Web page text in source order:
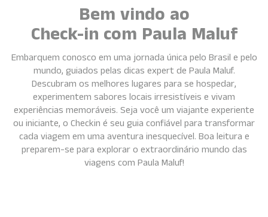
Bem vindo ao
Check-in com Paula Maluf
Embarquem conosco em uma jornada única pelo Brasil e pelo
mundo, guiados pelas dicas expert de Paula Maluf.
Descubram os melhores lugares para se hospedar,
experimentem sabores locais irresistíveis e vivam
experiências memoráveis. Seja você um viajante experiente
ou iniciante, o Checkin é seu guia confiável para transformar
cada viagem em uma aventura inesquecível. Boa leitura e
preparem-se para explorar o extraordinário mundo das
viagens com Paula Maluf!